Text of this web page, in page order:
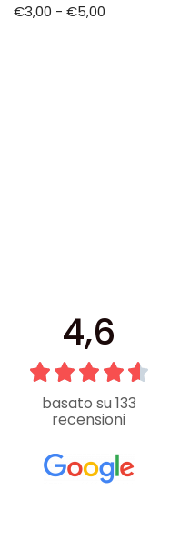
€3,00 - €5,00
4,6
basato su 133
recensioni
gentilezza caratterizzano
fornitissimo nel suo genere.